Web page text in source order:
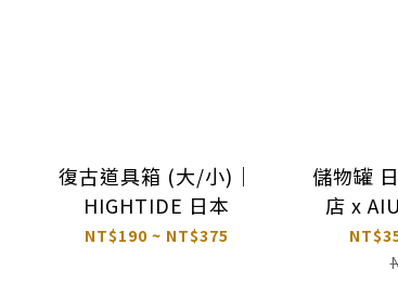
復古道具箱 (大/小)｜
HIGHTIDE 日本
NT$190 ~ NT$375
儲物罐
店 x